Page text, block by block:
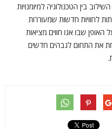
בין הטכנולוגיה למיומנויות
לחוויות חדשות שמעוררות
שבו אנו חווים מציאות
את התחום לגבהים חדשים